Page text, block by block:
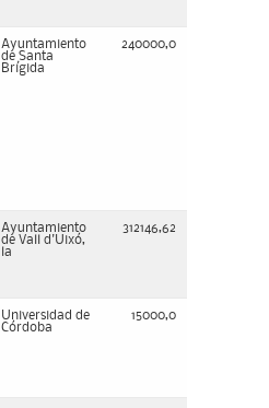
Ayuntamiento
de Santa
Brígida
240000,0
Ayuntamiento
de Vall d'Uixó,
la
312146,62
Universidad de
Córdoba
15000,0